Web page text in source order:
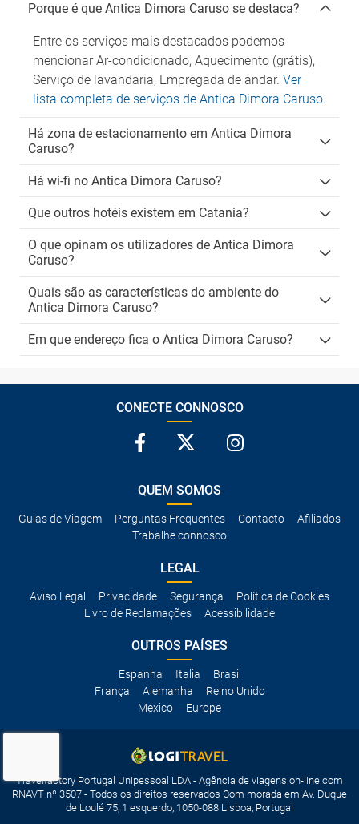
Porque é que Antica Dimora Caruso se destaca?
Entre os serviços mais destacados podemos
mencionar Ar-condicionado, Aquecimento (grátis),
Serviço de lavandaria, Empregada de andar. Ver
lista completa de serviços de Antica Dimora Caruso.
Há zona de estacionamento em Antica Dimora
Caruso?
Há wi-fi no Antica Dimora Caruso?
Que outros hotéis existem em Catania?
O que opinam os utilizadores de Antica Dimora
Caruso?
Quais são as características do ambiente do
Antica Dimora Caruso?
Em que endereço fica o Antica Dimora Caruso?
CONECTE CONNOSCO
QUEM SOMOS
Guias de Viagem Perguntas Frequentes Contacto
Afiliados
Trabalhe connosco
LEGAL
Aviso Legal Privacidade Segurança
Política de Cookies
Livro de Reclamações
Acessibilidade
OUTROS PAÍSES
Espanha Italia
Brasil
França
Alemanha
Reino Unido
Mexico
Europe
Travelfactory Portugal Unipessoal LDA - Agência de viagens on-line com
RNAVT nº 3507 - Todos os direitos reservados Com morada em Av. Duque
de Loulé 75, 1 esquerdo, 1050-088 Lisboa, Portugal